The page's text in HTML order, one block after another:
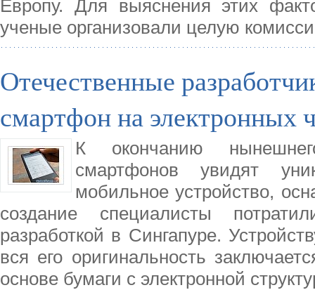
Европу. Для выяснения этих
ученые организовали целую
Отечественные
смартфон на электронных
К окончанию
смартфонов увидят
мобильное устройство,
создание специалисты
разработкой в Сингапуре.
вся его оригинальность
основе бумаги с электронной